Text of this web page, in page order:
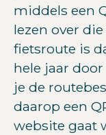
middels een
lezen over
fietsroute is
hele jaar
je de
daarop een
website gaat